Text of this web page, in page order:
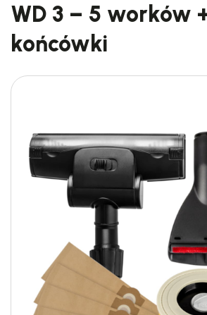
WD 3 – 5 worków
końcówki